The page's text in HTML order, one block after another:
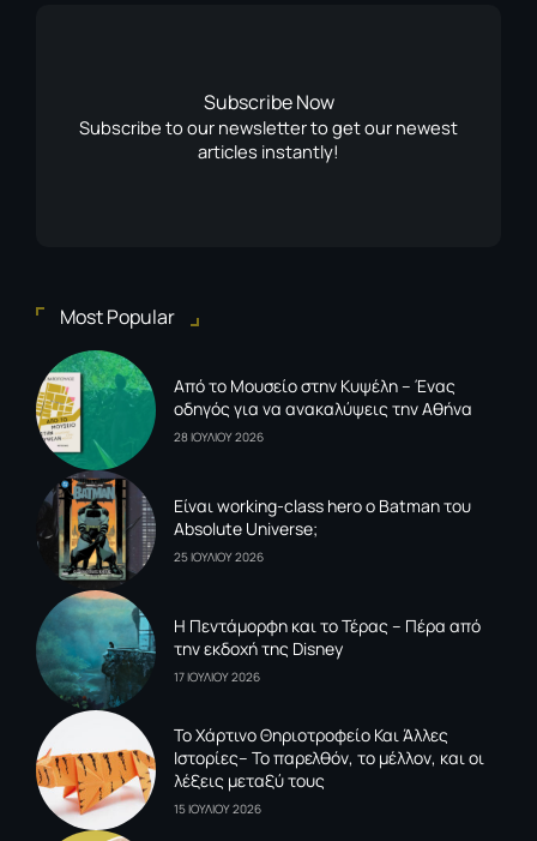
Subscribe Now
Subscribe to our newsletter to get our newest
articles instantly!
Most Popular
Από το Μουσείο στην Κυψέλη – Ένας
οδηγός για να ανακαλύψεις την Αθήνα
28 ΙΟΥΛΙΟΥ 2026
Είναι working-class hero ο Batman του
Absolute Universe;
25 ΙΟΥΛΙΟΥ 2026
Η Πεντάμορφη και το Τέρας – Πέρα από
την εκδοχή της Disney
17 ΙΟΥΛΙΟΥ 2026
To Xάρτινο Θηριοτροφείο Και Άλλες
Ιστορίες– Το παρελθόν, το μέλλον, και οι
λέξεις μεταξύ τους
15 ΙΟΥΛΙΟΥ 2026